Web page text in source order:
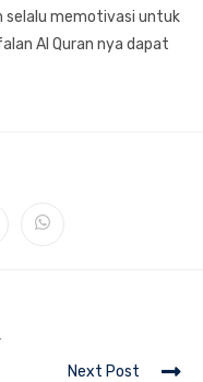
selalu memotivasi untuk
Al Quran nya dapat
Opens
Next Post